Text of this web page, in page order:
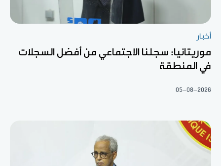
أخبار
موريتانيا: سجلنا الاجتماعي من أفضل السجلات
في المنطقة
05-08-2026